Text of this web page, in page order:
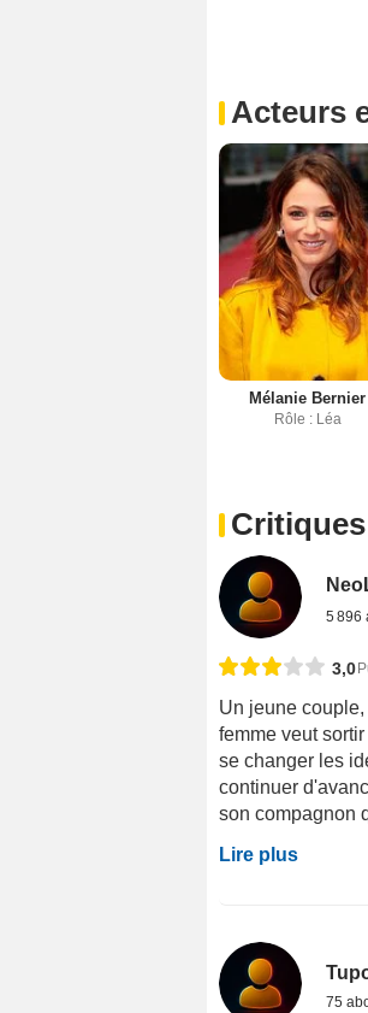
Acteurs
Mélanie Bernier
Rôle : Léa
5 896
3,0
Un jeune
femme veut
se changer les
continuer
son compagnon
Lire plus
75